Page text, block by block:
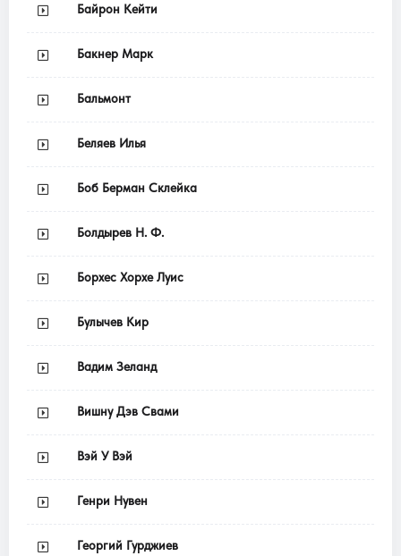
Байрон Кейти
Бакнер Марк
Бальмонт
Беляев Илья
Боб Берман Склейка
Болдырев Н. Ф.
Борхес Хорхе Луис
Булычев Кир
Вадим Зеланд
Вишну Дэв Свами
Вэй У Вэй
Генри Нувен
Георгий Гурджиев